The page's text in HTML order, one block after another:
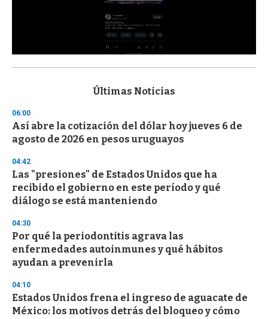
s
d
s
o
f
3
s
c
o
d
s
Últimas Noticias
06:00
Así abre la cotización del dólar hoy jueves 6 de
agosto de 2026 en pesos uruguayos
04:42
Las "presiones" de Estados Unidos que ha
recibido el gobierno en este período y qué
diálogo se está manteniendo
04:30
Por qué la periodontitis agrava las
enfermedades autoinmunes y qué hábitos
ayudan a prevenirla
04:10
Estados Unidos frena el ingreso de aguacate de
México: los motivos detrás del bloqueo y cómo